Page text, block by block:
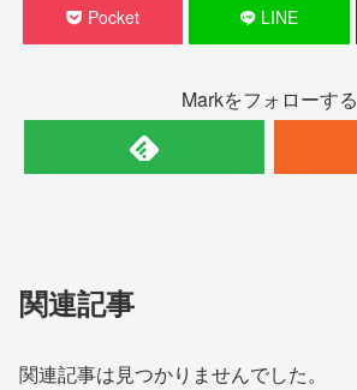
Pocket LINE
Markをフォローする
関連記事
関連記事は見つかりませんでした。